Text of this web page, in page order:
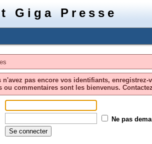
Giga Presse
n'avez pas encore vos identifiants,
ou commentaires sont les bienvenus.
Ne pas